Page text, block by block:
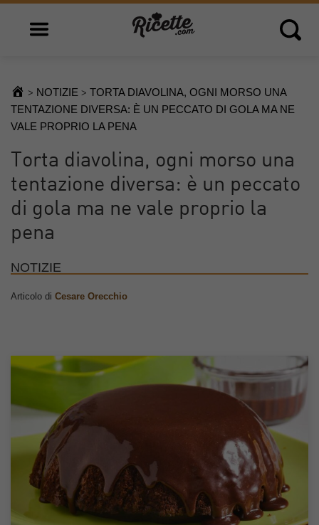
Open main menu Open
> NOTIZIE > TORTA DIAVOLINA, OGNI MORSO UNA
TENTAZIONE DIVERSA: È UN PECCATO DI GOLA MA NE
VALE PROPRIO LA PENA
Torta diavolina, ogni morso una
tentazione diversa: è un peccato
di gola ma ne vale proprio la
pena
NOTIZIE
Articolo di Cesare Orecchio